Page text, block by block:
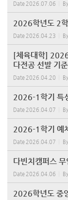
Date 2026.07.06 By
2026학년도 2
Date 2026.04.23 By
[체육대학]
다전공 선발 기
Date 2026.04.20 By
2026-1학기 특
Date 2026.04.07 By
2026-1학기 예
Date 2026.04.07 By
다빈치캠퍼스
Date 2026.04.06 By
2026학년도 중